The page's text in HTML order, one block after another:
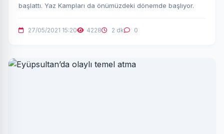
başlattı. Yaz Kampları da önümüzdeki dönemde başlıyor.
27/05/2021 15:20 4228 2 dk 0